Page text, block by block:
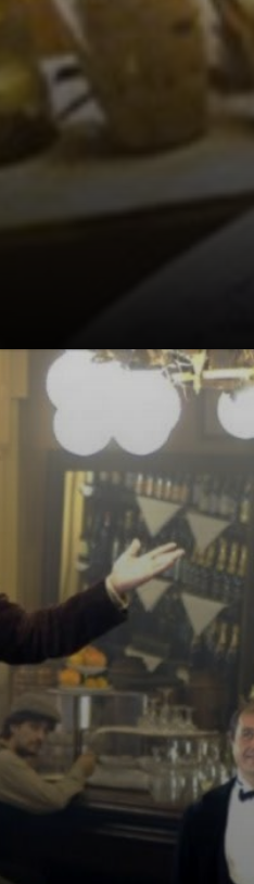
la
con
la sua